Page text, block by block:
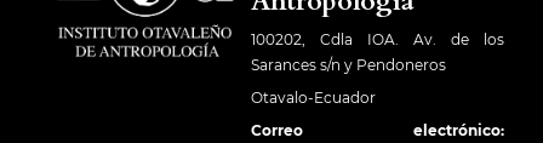
100202, Cdla IOA. Av. de los
Sarances s/n y Pendoneros
Otavalo-Ecuador
Correo electrónico: